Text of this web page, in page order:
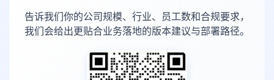
告诉我们你的公司规模、行业、员工数和合规要求，
我们会给出更贴合业务落地的版本建议与部署路径。